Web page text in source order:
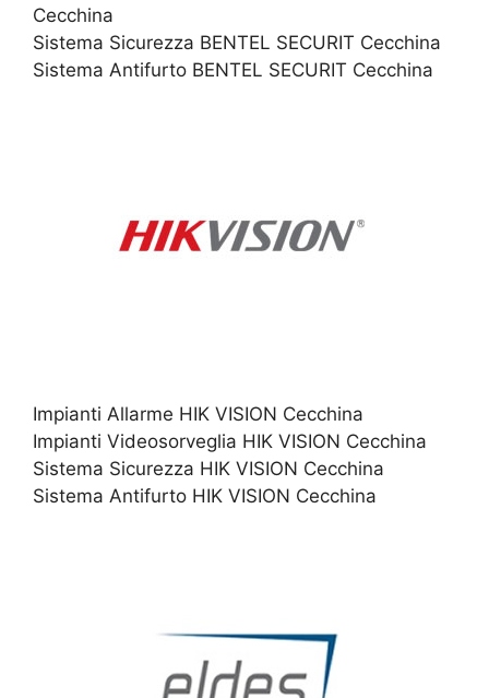
Cecchina
Sistema Sicurezza BENTEL SECURIT Cecchina
Sistema Antifurto BENTEL SECURIT Cecchina
Impianti Allarme HIK VISION Cecchina
Impianti Videosorveglia HIK VISION Cecchina
Sistema Sicurezza HIK VISION Cecchina
Sistema Antifurto HIK VISION Cecchina